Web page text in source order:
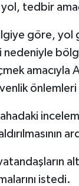
tedbir
göre, yol
nedeniyle
amacıyla
önlemleri
istedi.